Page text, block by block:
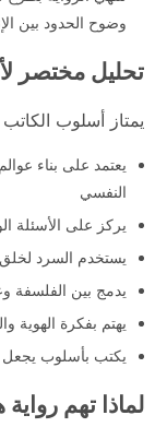
وضوح الحدود بين
تحليل مختصر
يمتاز أسلوب
يعتمد على بناء
النفسي
يركز على الأسئلة
يستخدم السرد
يدمج بين الفلسفة
يهتم بفكرة الهوية
يكتب بأسلوب يجعل
لماذا تهم